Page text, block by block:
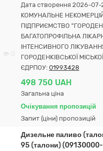
Дата створення 2026-07-
КОМУНАЛЬНЕ
ПІДПРИЄМСТВО
БАГАТОПРОФІЛЬНА
ІНТЕНСИВНОГО
ГОРОДЕНКІВСЬКОЇ
ЄДРПОУ: 01993428
498 750 UAH
Загальна ціна
Очікування пропозицій
Запит (ціни) пропозицій
Дизельне паливо
95 (талони)